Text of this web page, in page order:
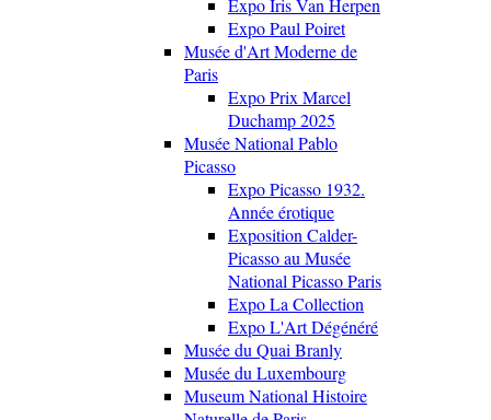
Expo Iris Van Herpen
Expo Paul Poiret
Musée d'Art Moderne de
Paris
Expo Prix Marcel
Duchamp 2025
Musée National Pablo
Picasso
Expo Picasso 1932.
Année érotique
Exposition Calder-
Picasso au Musée
National Picasso Paris
Expo La Collection
Expo L'Art Dégénéré
Musée du Quai Branly
Musée du Luxembourg
Museum National Histoire